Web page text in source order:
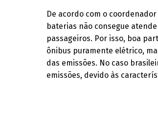
De acordo com o
baterias não consegue
passageiros. Por isso, boa
ônibus puramente elétrico,
das emissões. No caso
emissões, devido às